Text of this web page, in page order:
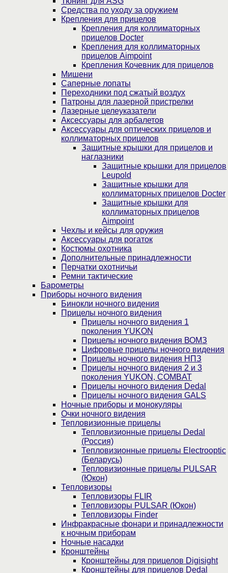
Средства по уходу за оружием
Крепления для прицелов
Крепления для коллиматорных
прицелов Docter
Крепления для коллиматорных
прицелов Aimpoint
Крепления Кочевник для прицелов
Мишени
Саперные лопаты
Переходники под сжатый воздух
Патроны для лазерной пристрелки
Лазерные целеуказатели
Аксессуары для арбалетов
Аксессуары для оптических прицелов и
коллиматорных прицелов
Защитные крышки для прицелов и
наглазники
Защитные крышки для прицелов
Leupold
Защитные крышки для
коллиматорных прицелов Docter
Защитные крышки для
коллиматорных прицелов
Aimpoint
Чехлы и кейсы для оружия
Аксессуары для рогаток
Костюмы охотника
Дополнительные принадлежности
Перчатки охотничьи
Ремни тактические
Барометры
Приборы ночного видения
Бинокли ночного видения
Прицелы ночного видения
Прицелы ночного видения 1
поколения YUKON
Прицелы ночного видения ВОМЗ
Цифровые прицелы ночного видения
Прицелы ночного видения НПЗ
Прицелы ночного видения 2 и 3
поколения YUKON, COMBAT
Прицелы ночного видения Dedal
Прицелы ночного видения GALS
Ночные приборы и монокуляры
Очки ночного видения
Тепловизионные прицелы
Тепловизионные прицелы Dedal
(Россия)
Тепловизионные прицелы Electrooptic
(Беларусь)
Тепловизионные прицелы PULSAR
(Юкон)
Тепловизоры
Тепловизоры FLIR
Тепловизоры PULSAR (Юкон)
Тепловизоры Finder
Инфракрасные фонари и принадлежности
к ночным приборам
Ночные насадки
Кронштейны
Кронштейны для прицелов Digisight
Кронштейны для прицелов Dedal